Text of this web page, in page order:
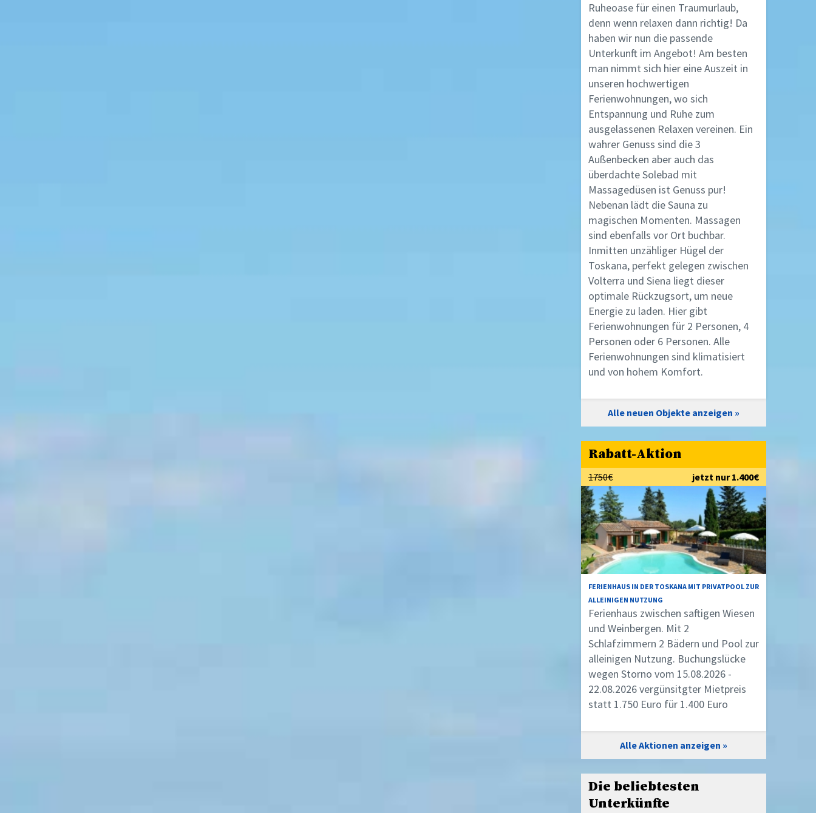
Ruheoase für einen Traumurlaub,
denn wenn relaxen dann richtig! Da
haben wir nun die passende
Unterkunft im Angebot! Am besten
man nimmt sich hier eine Auszeit in
unseren hochwertigen
Ferienwohnungen, wo sich
Entspannung und Ruhe zum
ausgelassenen Relaxen vereinen. Ein
wahrer Genuss sind die 3
Außenbecken aber auch das
überdachte Solebad mit
Massagedüsen ist Genuss pur!
Nebenan lädt die Sauna zu
magischen Momenten. Massagen
sind ebenfalls vor Ort buchbar.
Inmitten unzähliger Hügel der
Toskana, perfekt gelegen zwischen
Volterra und Siena liegt dieser
optimale Rückzugsort, um neue
Energie zu laden. Hier gibt
Ferienwohnungen für 2 Personen, 4
Personen oder 6 Personen. Alle
Ferienwohnungen sind klimatisiert
und von hohem Komfort.
Alle neuen Objekte anzeigen
Rabatt-Aktion
1750€ jetzt nur 1.400€
FERIENHAUS IN DER TOSKANA MIT PRIVATPOOL ZUR
ALLEINIGEN NUTZUNG
Ferienhaus zwischen saftigen Wiesen
und Weinbergen. Mit 2
Schlafzimmern 2 Bädern und Pool zur
alleinigen Nutzung. Buchungslücke
wegen Storno vom 15.08.2026 -
22.08.2026 vergünsitgter Mietpreis
statt 1.750 Euro für 1.400 Euro
Alle Aktionen anzeigen
Die beliebtesten
Unterkünfte